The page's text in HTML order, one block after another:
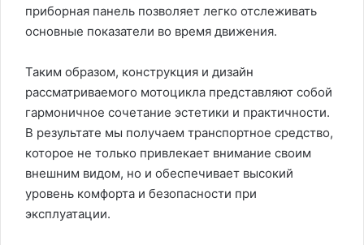
приборная панель позволяет легко отслеживать
основные показатели во время движения.
Таким образом, конструкция и дизайн
рассматриваемого мотоцикла представляют собой
гармоничное сочетание эстетики и практичности.
В результате мы получаем транспортное средство,
которое не только привлекает внимание своим
внешним видом, но и обеспечивает высокий
уровень комфорта и безопасности при
эксплуатации.